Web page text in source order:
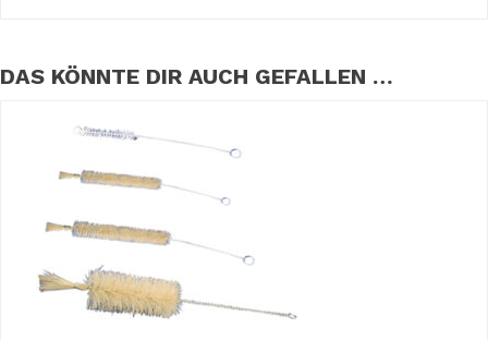
DAS KÖNNTE DIR AUCH GEFALLEN …